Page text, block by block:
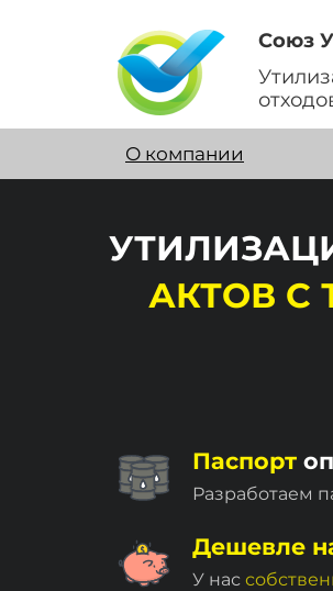
Союз
О компании
АКТОВ С
Паспорт
Разработаем
Дешевле
У нас